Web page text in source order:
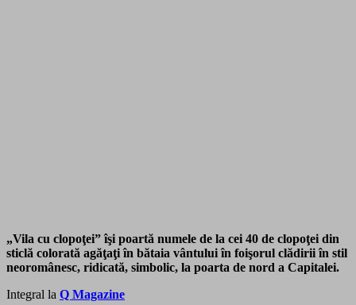
„Vila cu clopoţei” îşi poartă numele de la cei 40 de clopoţei din
sticlă colorată agăţaţi în bătaia vântului în foişorul clădirii în stil
neoromânesc, ridicată, simbolic, la poarta de nord a Capitalei.
Integral la Q Magazine